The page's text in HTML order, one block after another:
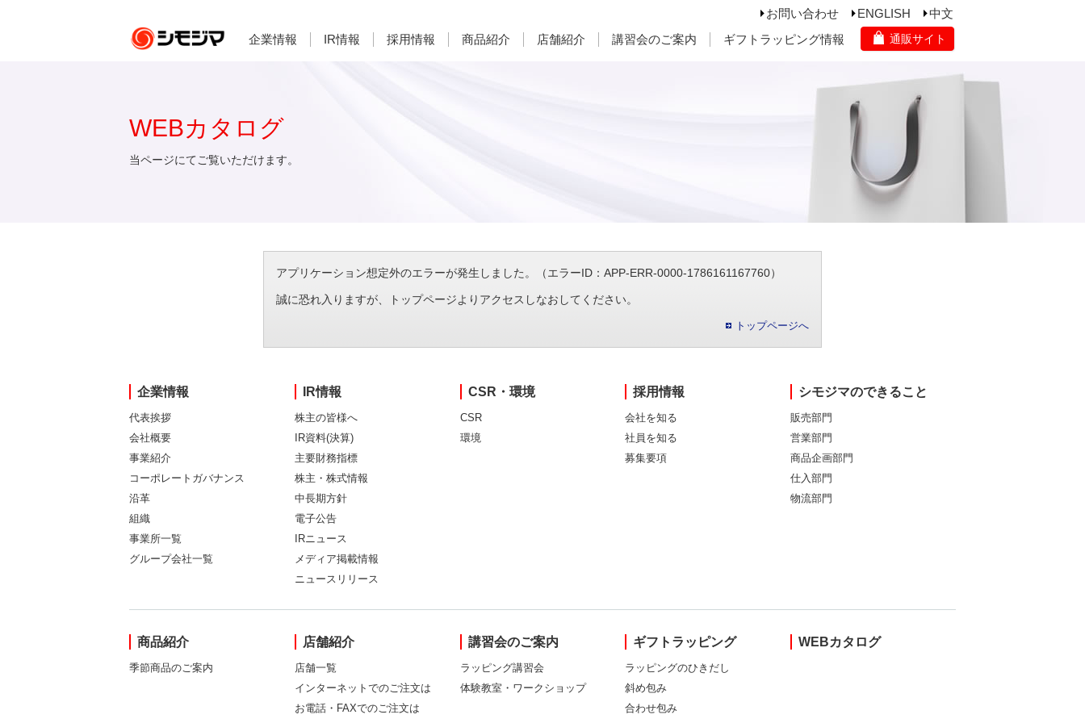
お問い合わせ ENGLISH
中文
企業情報
IR情報 採用情報 商品紹介 店舗紹介 講習会のご案内 ギフトラッピング情報 通販サイト
WEBカタログ
当ページにてご覧いただけます。
アプリケーション想定外のエラーが発生しました。（エラーID：APP-ERR-0000-1786161167760）
誠に恐れ入りますが、トップページよりアクセスしなおしてください。
トップページへ
企業情報
代表挨拶
会社概要
事業紹介
コーポレートガバナンス
沿革
組織
事業所一覧
グループ会社一覧
IR情報
株主の皆様へ
IR資料(決算)
主要財務指標
株主・株式情報
中長期方針
電子公告
IRニュース
メディア掲載情報
ニュースリリース
CSR・環境
CSR
環境
採用情報
会社を知る
社員を知る
募集要項
シモジマのできること
販売部門
営業部門
商品企画部門
仕入部門
物流部門
商品紹介
季節商品のご案内
店舗紹介
店舗一覧
インターネットでのご注文は
お電話・FAXでのご注文は
講習会のご案内
ラッピング講習会
体験教室・ワークショップ
ギフトラッピング
ラッピングのひきだし
斜め包み
合わせ包み
WEBカタログ